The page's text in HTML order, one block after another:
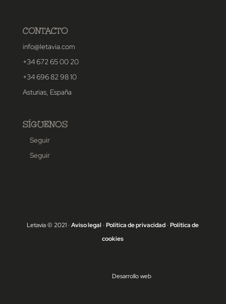
CONTACTO
info@letavia.com
+34 672 65 00 20
+34 696 82 98 10
Asturias, España
SÍGUENOS
Seguir
Seguir
Letavia © 2021 ·Aviso legal ·Política de privacidad ·Política de
cookies
Desarrollo web